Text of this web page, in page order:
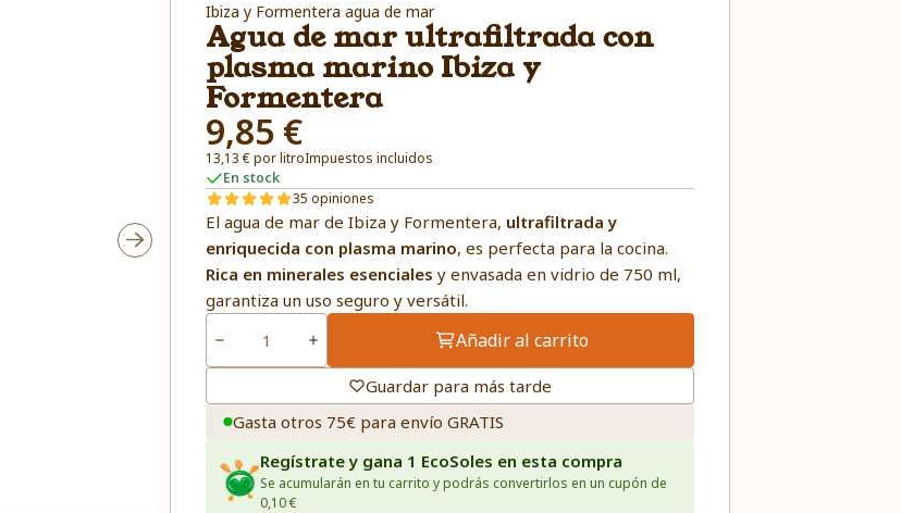
Ibiza y Formentera agua de mar
Agua de mar ultrafiltrada con
plasma marino Ibiza y
Formentera
9,85 €
13,13 € por litroImpuestos incluidos
En stock
35 opiniones
El agua de mar de Ibiza y Formentera, ultrafiltrada y
enriquecida con plasma marino, es perfecta para la cocina.
Rica en minerales esenciales y envasada en vidrio de 750 ml,
garantiza un uso seguro y versátil.
Añadir al carrito
Guardar para más tarde
Gasta otros 75€ para envío GRATIS
Regístrate y gana 1 EcoSoles en esta compra
Se acumularán en tu carrito y podrás convertirlos en un cupón de
0,10 €